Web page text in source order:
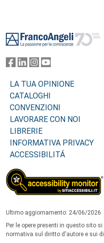
LA TUA OPINIONE
CATALOGHI
CONVENZIONI
LAVORARE CON NOI
LIBRERIE
INFORMATIVA PRIVACY
ACCESSIBILITÁ
Ultimo aggiornamento: 24/06/2026
Per le opere presenti in questo sito
normativa sul diritto d'autore e sui